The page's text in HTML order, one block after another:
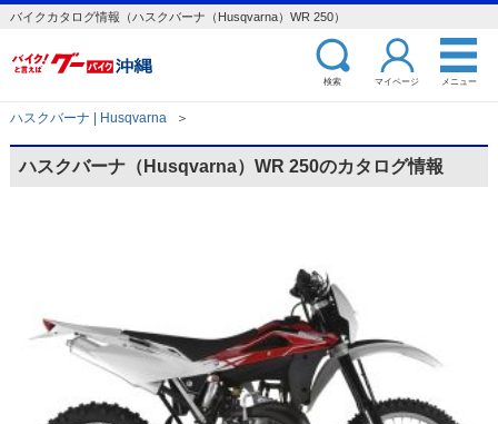
バイクカタログ情報（ハスクバーナ（Husqvarna）WR 250）
検索 マイページ メニュー
ハスクバーナ | Husqvarna ＞
ハスクバーナ（Husqvarna）WR 250のカタログ情報